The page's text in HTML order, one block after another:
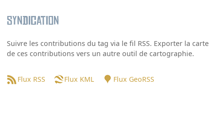
Syndication
Suivre les contributions du tag via le fil RSS. Exporter la carte
de ces contributions vers un autre outil de cartographie.
Flux RSS Flux KML Flux GeoRSS